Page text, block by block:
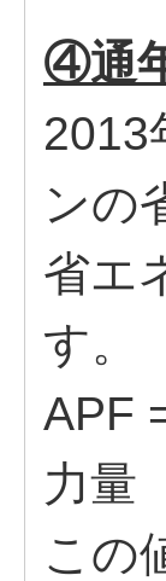
④通
2013
ンの
省エ
す。
APF
力量
この